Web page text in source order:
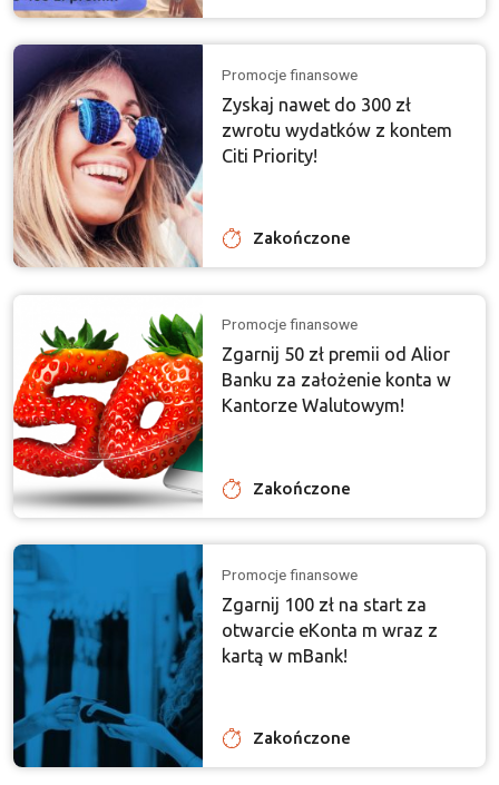
Promocje finansowe
Zyskaj nawet do 300 zł
zwrotu wydatków z kontem
Citi Priority!
Zakończone
Promocje finansowe
Zgarnij 50 zł premii od Alior
Banku za założenie konta w
Kantorze Walutowym!
Zakończone
Promocje finansowe
Zgarnij 100 zł na start za
otwarcie eKonta m wraz z
kartą w mBank!
Zakończone